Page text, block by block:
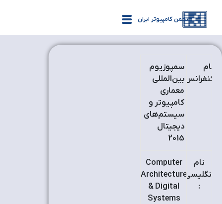
انجمن کامپیوتر ایران
نام
کنفرانس
سمپوزیوم
بين‌المللي
معماری
کامپیوتر و
سیستم‌های
دیجیتال
2015
نام
انگلیسی
:
Computer
Architecture
& Digital
Systems